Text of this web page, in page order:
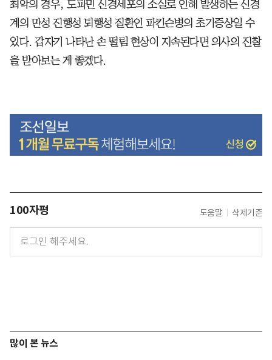
최악의 경우, 도파민 신경세포의 소실로 인해 발생하는 신경
계의 만성 진행성 퇴행성 질환인 파킨슨병의 초기증상일 수
있다. 갑자기 나타난 손 떨림 현상이 지속된다면 의사의 진찰
을 받아보는 게 좋겠다.
100자평 도움말 삭제기준
많이 본 뉴스